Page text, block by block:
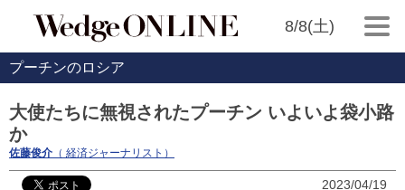
8/8(土)
プーチンのロシア
大使たちに無視されたプーチン いよいよ袋小路
か
佐藤俊介 （ 経済ジャーナリスト）
2023/04/19